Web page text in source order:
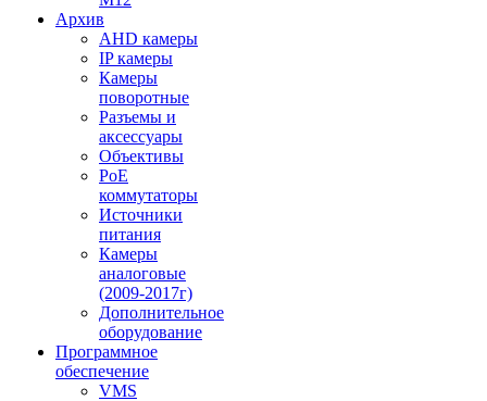
Архив
AHD камеры
IP камеры
Камеры
поворотные
Разъемы и
аксессуары
Объективы
PoE
коммутаторы
Источники
питания
Камеры
аналоговые
(2009-2017г)
Дополнительное
оборудование
Программное
обеспечение
VMS